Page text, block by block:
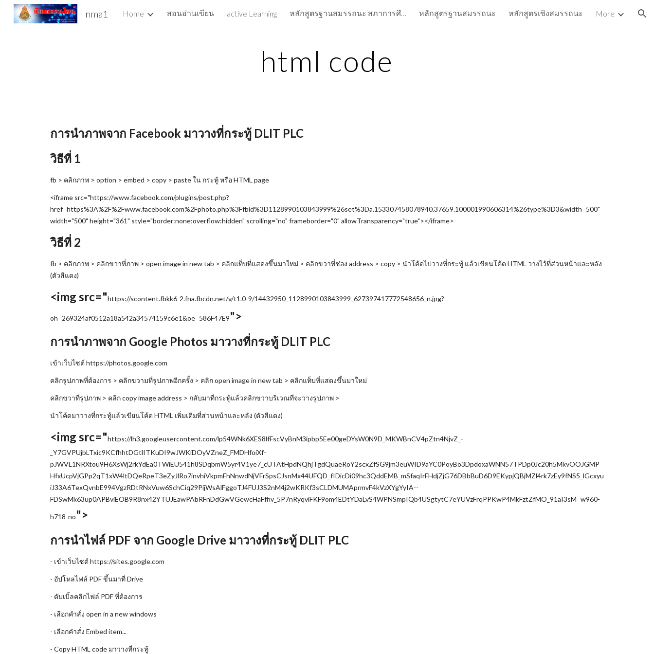
Skip to main content Skip to navigation
nma1 Home สอนอ่านเขียน active Learning หลักสูตรฐานสมรรถนะ สภาการศึกษา หลักสูตรฐานสมรรถนะ หลักสูตรเชิงสมรรถนะ More
html code
การนำภาพจาก Facebook มาวางที่กระทู้ DLIT PLC
วิธีที่ 1
fb > คลิกภาพ > option > embed > copy > paste ใน กระทู้ หรือ HTML page
<iframe src="https://www.facebook.com/plugins/post.php?
href=https%3A%2F%2Fwww.facebook.com%2Fphoto.php%3Ffbid%3D1128990103843999%26set%3Da.153307458078940.37659.100001990606314%26type%3D3&width=500"
width="500" height="361" style="border:none;overflow:hidden" scrolling="no" frameborder="0" allowTransparency="true"></iframe>
วิธีที่ 2
fb > คลิกภาพ > คลิกขวาที่ภาพ > open image in new tab > คลิกแท็บที่แสดงขึ้นมาใหม่ > คลิกขวาที่ช่อง address > copy > นำโค้ดไปวางที่กระทู้ แล้วเขียนโค้ด HTML วางไว้ที่ส่วนหน้าและหลัง
(ตัวสีแดง)
<img src="https://scontent.fbkk6-2.fna.fbcdn.net/v/t1.0-9/14432950_1128990103843999_627397417772548656_n.jpg?
oh=269324af0512a18a542a34574159c6e1&oe=586F47E9">
การนำภาพจาก Google Photos มาวางที่กระทู้ DLIT PLC
เข้าเว็บไซต์ https://photos.google.com
คลิกรูปภาพที่ต้องการ > คลิกขวามที่รูปภาพอีกครั้ง > คลิก open image in new tab > คลิกแท็บที่แสดงขึ้นมาใหม่
คลิกขวาที่รูปภาพ > คลิก copy image address > กลับมาที่กระทู้แล้วคลิกขวาบริเวณที่จะวางรูปภาพ >
นำโค้ดมาวางที่กระทู้แล้วเขียนโค้ด HTML เพิ่มเติมที่ส่วนหน้าและหลัง (ตัวสีแดง)
<img src="https://lh3.googleusercontent.com/lp54WNk6XES8lfFscVyBnM3ipbp5Ee00geDYsW0N9D_MKWBnCV4pZtn4NjvZ_-
_Y7GVPUjbLTxic9KCfhhtDGtlITKuDI9wJWKiDOyVZneZ_FMDHfoiXf-
pJWVL1NRXtou9H6XsWj2rkYdEa0TWiEU541h8SDqbmW5yr4V1ye7_cUTAtHpdNQhjTgdQuaeRoY2scxZfSG9jm3euWID9aYC0PoyBo3DpdoxaWNN57TPDp0Jc20h5MkvOOJGMP
HfxUcpVjGPp2qT1xW4ltDQeRpeT3eZyJlRo7invhiVkpmFhNnwdNjVFrSpsCJsnMx44UFQD_fIDicDi09hc3QddEMB_mSfaqIrFHdjZjG76DBbBuD6D9EKypjQBjMZl4rk7zEy9fNS5_lGcxyu
iJ33A6TexQvnbE994VgzRDtRNxVuw6SchCiq29PijWsAlFggoTJ4FUJ3S2nM4j2wKRKf3sCLDMUMAprmvF4kVzXYgYyIA--
FDSwMk63up0APBviEOB9R8nx42YTUJEawPAbRFnDdGwVGewcHaFfhv_5P7nRyqviFKF9om4EDtYDaLvS4WPNSmpIQb4USgtytC7eYUVzFrqPPKwP4MkFztZfMO_91aI3sM=w960-
h718-no">
การนำไฟล์ PDF จาก Google Drive มาวางที่กระทู้ DLIT PLC
- เข้าเว็บไซต์ https://sites.google.com
- อัปโหลไฟล์ PDF ขึ้นมาที่ Drive
- ดับเบิ้ลคลิกไฟล์ PDF ที่ต้องการ
- เลือกคำสั่ง open in a new windows
- เลือกคำสั่ง Embed item...
- Copy HTML code มาวางที่กระทู้